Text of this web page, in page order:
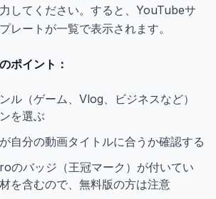
してください。すると、YouTubeサ
レートが一覧で表示されます。
ポイント：
ル（ゲーム、Vlog、ビジネスなど）
を選ぶ
自分の動画タイトルに合うか確認する
のバッジ（王冠マーク）が付いてい
を含むので、無料版の方は注意